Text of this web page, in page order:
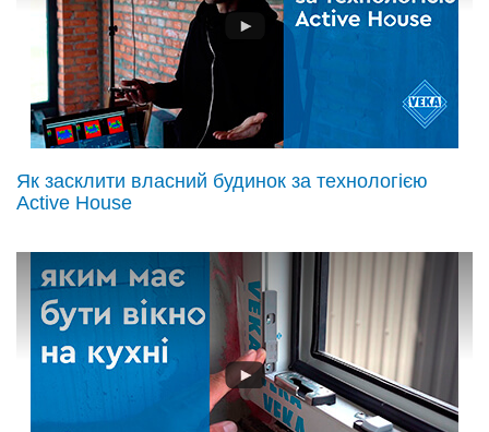
Як засклити власний будинок за технологією
Active House